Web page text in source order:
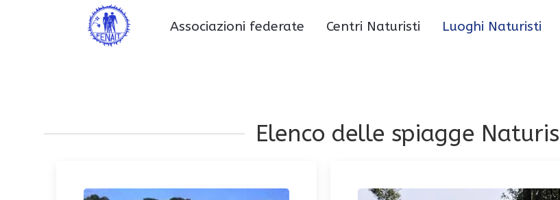
Associazioni federate Centri Naturisti Luoghi Naturisti
Elenco delle spiagge